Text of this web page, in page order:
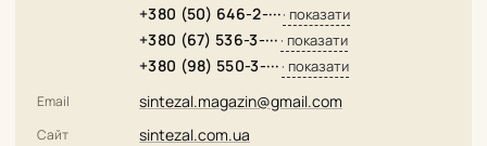
+380 (50) 646-2-···· показати
+380 (67) 536-3-··· · показати
+380 (98) 550-3-··· · показати
Email sintezal.magazin@gmail.com
Сайт sintezal.com.ua